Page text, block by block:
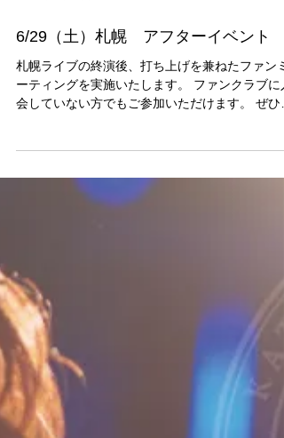
2024年4月19日
6/29（土）札幌 アフターイベント
札幌ライブの終演後、打ち上げを兼ねたファンミ
楽しみください。 下記の詳細・注意事項を必ず
読みいただき、同意された上でご参加ください...